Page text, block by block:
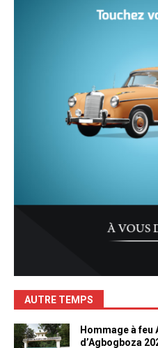
AUTRE TEMPS
Hommage à feu
d’Agbogboza